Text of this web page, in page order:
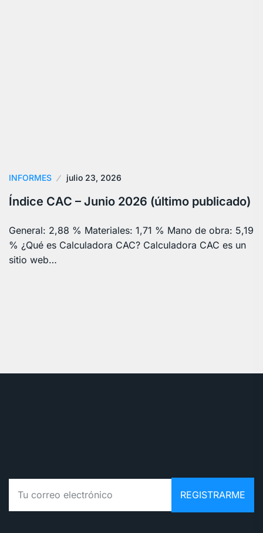
INFORMES julio 23, 2026
Índice CAC – Junio 2026 (último publicado)
General: 2,88 % Materiales: 1,71 % Mano de obra: 5,19
% ¿Qué es Calculadora CAC? Calculadora CAC es un
sitio web…